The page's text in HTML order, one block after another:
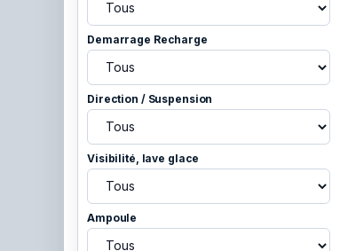
Demarrage Recharge
Direction / Suspension
Visibilité, lave glace
Ampoule